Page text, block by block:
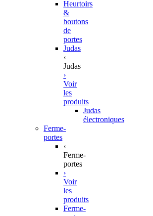
Heurtoirs
&
boutons
de
portes
Judas
‹
Judas
›
Voir
les
produits
Judas
électroniques
Ferme-
portes
‹
Ferme-
portes
›
Voir
les
produits
Ferme-